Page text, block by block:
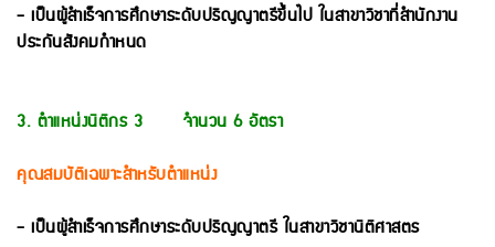
- เป็นผู้สำเร็จการศึกษาระดับปริญญาตรีขึ้นไป ในสาขาวิชาที่สำนักงาน
ประกันสังคมกำหนด
3. ตำแหน่งนิติกร 3 จำนวน 6 อัตรา
คุณสมบัติเฉพาะสำหรับตำแหน่ง
- เป็นผู้สำเร็จการศึกษาระดับปริญญาตรี ในสาขาวิชานิติศาสตร